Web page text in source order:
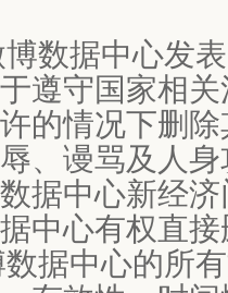
数据中心发表
遵守国家相
的情况下删
、谩骂及人
据中心新经
中心有权直
据中心的所有